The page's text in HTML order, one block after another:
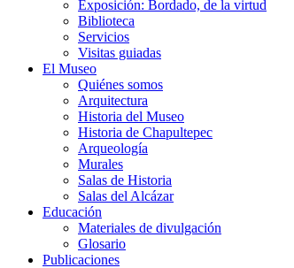
Exposición: Bordado, de la virtud
Biblioteca
Servicios
Visitas guiadas
El Museo
Quiénes somos
Arquitectura
Historia del Museo
Historia de Chapultepec
Arqueología
Murales
Salas de Historia
Salas del Alcázar
Educación
Materiales de divulgación
Glosario
Publicaciones